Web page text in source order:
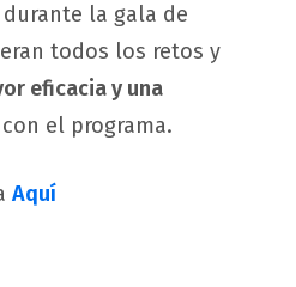
durante la gala de
todos los retos y
eficacia y una
con el programa.
Aquí